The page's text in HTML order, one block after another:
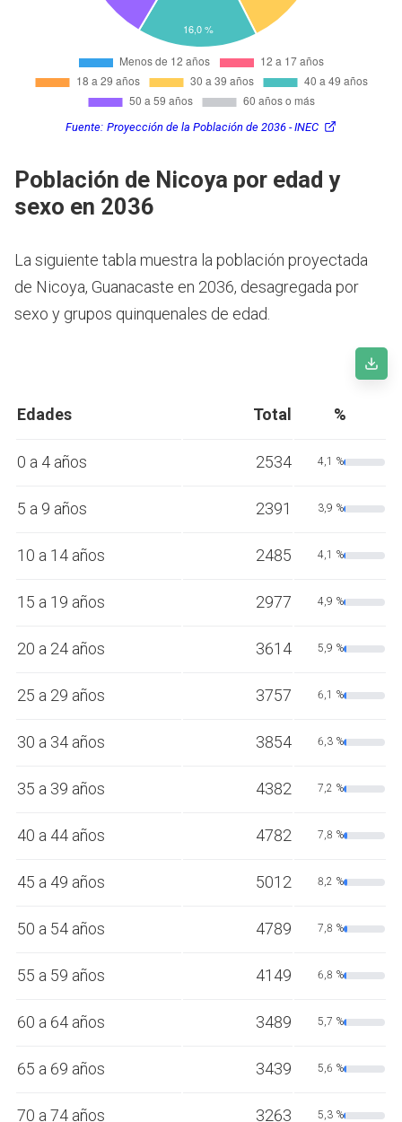
Fuente: Proyección de la Población de 2036 - INEC
Población de Nicoya por edad y
sexo en 2036
La siguiente tabla muestra la población proyectada
de Nicoya, Guanacaste en 2036, desagregada por
sexo y grupos quinquenales de edad.
Edades Total %
0 a 4 años 2534 4,1 %
5 a 9 años 2391 3,9 %
10 a 14 años 2485 4,1 %
15 a 19 años 2977 4,9 %
20 a 24 años 3614 5,9 %
25 a 29 años 3757 6,1 %
30 a 34 años 3854 6,3 %
35 a 39 años 4382 7,2 %
40 a 44 años 4782 7,8 %
45 a 49 años 5012 8,2 %
50 a 54 años 4789 7,8 %
55 a 59 años 4149 6,8 %
60 a 64 años 3489 5,7 %
65 a 69 años 3439 5,6 %
70 a 74 años 3263 5,3 %